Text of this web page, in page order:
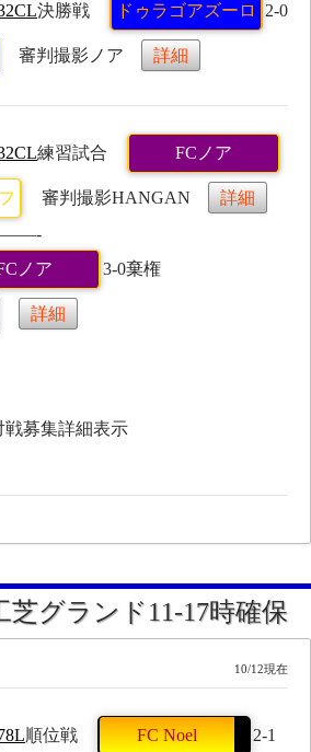
決勝戦 ドゥラゴアズーロ 2-0
審判撮影ノア 詳細
練習試合 FCノア
審判撮影HANGAN
詳細
ノア 3-0棄権
詳細
戦募集詳細表示
芝グランド11-17時確保
10/12現在
順位戦 FC Noel 2-1